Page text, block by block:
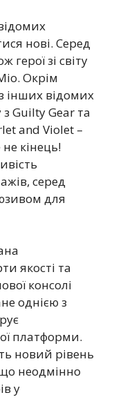
нові. Серед
зі світу
Окрім
інших відомих
Guilty Gear та
and Violet –
кінець!
серед
для
якості та
консолі
однією з
платформи.
новий рівень
неодмінно
у